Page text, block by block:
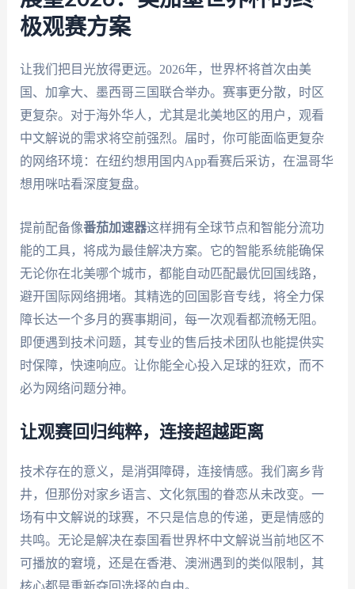
极观赛方案
让我们把目光放得更远。2026年，世界杯将首次由美
国、加拿大、墨西哥三国联合举办。赛事更分散，时区
更复杂。对于海外华人，尤其是北美地区的用户，观看
中文解说的需求将空前强烈。届时，你可能面临更复杂
的网络环境：在纽约想用国内App看赛后采访，在温哥华
想用咪咕看深度复盘。
提前配备像番茄加速器这样拥有全球节点和智能分流功
能的工具，将成为最佳解决方案。它的智能系统能确保
无论你在北美哪个城市，都能自动匹配最优回国线路，
避开国际网络拥堵。其精选的回国影音专线，将全力保
障长达一个多月的赛事期间，每一次观看都流畅无阻。
即便遇到技术问题，其专业的售后技术团队也能提供实
时保障，快速响应。让你能全心投入足球的狂欢，而不
必为网络问题分神。
让观赛回归纯粹，连接超越距离
技术存在的意义，是消弭障碍，连接情感。我们离乡背
井，但那份对家乡语言、文化氛围的眷恋从未改变。一
场有中文解说的球赛，不只是信息的传递，更是情感的
共鸣。无论是解决在泰国看世界杯中文解说当前地区不
可播放的窘境，还是在香港、澳洲遇到的类似限制，其
核心都是重新夺回选择的自由。